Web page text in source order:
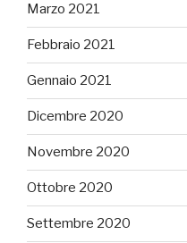
Marzo 2021
Febbraio 2021
Gennaio 2021
Dicembre 2020
Novembre 2020
Ottobre 2020
Settembre 2020